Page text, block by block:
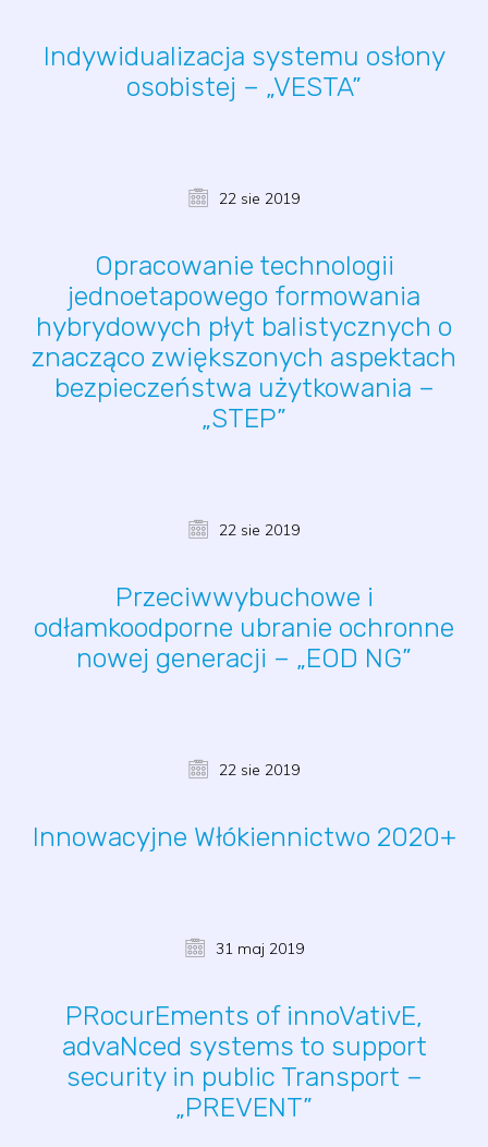
Indywidualizacja systemu osłony
osobistej – „VESTA”
22 sie 2019
Opracowanie technologii
jednoetapowego formowania
hybrydowych płyt balistycznych o
znacząco zwiększonych aspektach
bezpieczeństwa użytkowania –
„STEP”
22 sie 2019
Przeciwwybuchowe i
odłamkoodporne ubranie ochronne
nowej generacji – „EOD NG”
22 sie 2019
Innowacyjne Włókiennictwo 2020+
31 maj 2019
PRocurEments of innoVativE,
advaNced systems to support
security in public Transport –
„PREVENT”